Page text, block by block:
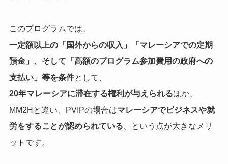
このプログラムでは、
一定額以上の「国外からの収入」「マレーシアでの定期
預金」、そして「高額のプログラム参加費用の政府への
支払い」等を条件として、
20年マレーシアに滞在する権利が与えられるほか、
MM2Hと違い、PVIPの場合はマレーシアでビジネスや就
労をすることが認められている 、という点が大きなメリ
ットです。